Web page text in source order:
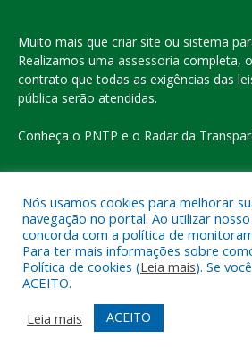
Muito mais que criar site ou sistema
Realizamos uma assessoria completa,
contrato que todas as exigências das
pública serão atendidas.
Conheça o PNTP e o Radar da
Todos os direitos reservados a Prefeitura
do Carajás
Mapa do Site
Acessar o Webmail
Nós usamos cookies para melhorar
navegação no portal. Ao utilizar
concorda com a política de
Para ter mais informações sobre
Política de cookies (Leia mais). Se
ACEITO.
Leia mais
ACEITO